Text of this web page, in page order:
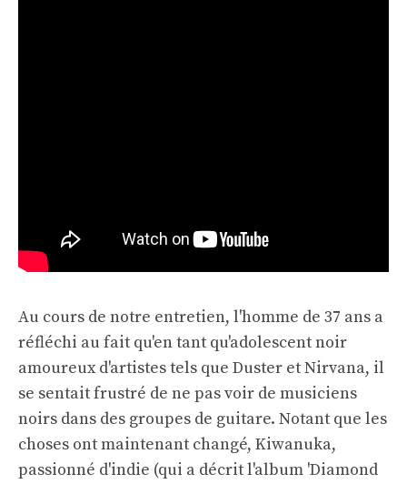
Au cours de notre entretien, l'homme de 37 ans a
réfléchi au fait qu'en tant qu'adolescent noir
amoureux d'artistes tels que Duster et Nirvana, il
se sentait frustré de ne pas voir de musiciens
noirs dans des groupes de guitare. Notant que les
choses ont maintenant changé, Kiwanuka,
passionné d'indie (qui a décrit l'album 'Diamond